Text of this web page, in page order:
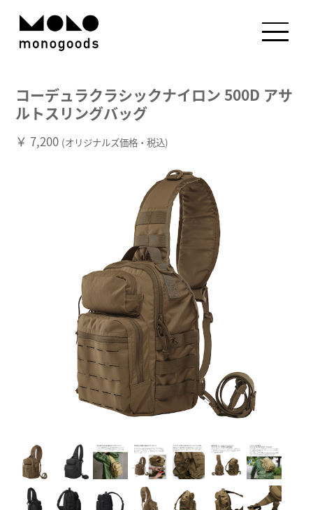
コーデュラクラシックナイロン 500D アサ
ルトスリングバッグ
￥ 7,200 (オリジナルズ価格・税込)